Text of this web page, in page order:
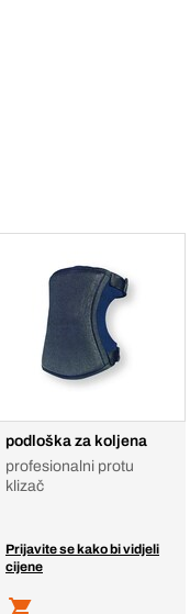
podloška za koljena
profesionalni protu
klizač
Prijavite se kako bi vidjeli
cijene